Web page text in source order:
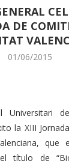
DE
01/06/2015
Universitari
la XIII
que
título de